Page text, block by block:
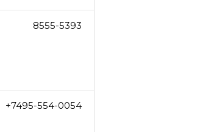
8555-5393
+7495-554-0054